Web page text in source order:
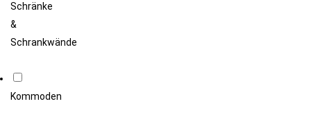
Schränke
&
Schrankwände
Kommoden